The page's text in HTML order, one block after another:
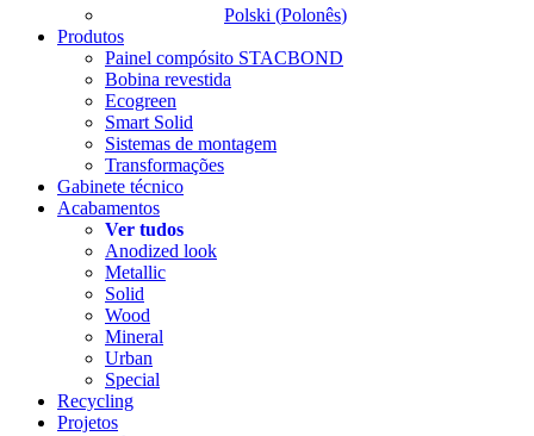
Polski (Polonês)
Produtos
Painel compósito STACBOND
Bobina revestida
Ecogreen
Smart Solid
Sistemas de montagem
Transformações
Gabinete técnico
Acabamentos
Ver tudos
Anodized look
Metallic
Solid
Wood
Mineral
Urban
Special
Recycling
Projetos